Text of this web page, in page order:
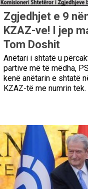
Zgjedhjet e 9
KZAZ-ve! I jep
Tom Doshit
Anëtari i shtatë u
partive më të mëdha,
kenë anëtarin e shtatë
KZAZ-të me numrin tek.